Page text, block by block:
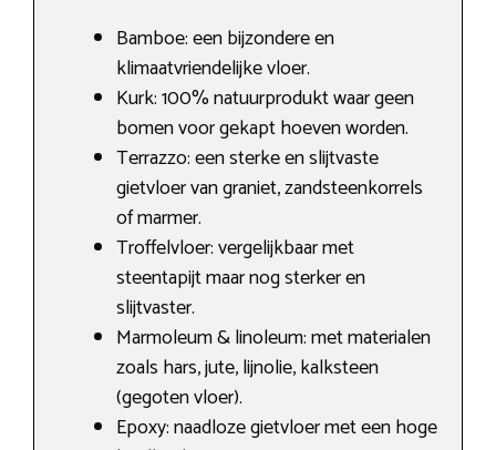
Bamboe: een bijzondere en
klimaatvriendelijke vloer.
Kurk: 100% natuurprodukt waar geen
bomen voor gekapt hoeven worden.
Terrazzo: een sterke en slijtvaste
gietvloer van graniet, zandsteenkorrels
of marmer.
Troffelvloer: vergelijkbaar met
steentapijt maar nog sterker en
slijtvaster.
Marmoleum & linoleum: met materialen
zoals hars, jute, lijnolie, kalksteen
(gegoten vloer).
Epoxy: naadloze gietvloer met een hoge